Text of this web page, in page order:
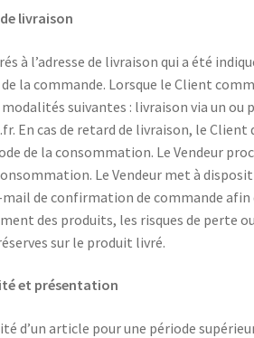
livraison
à l’adresse de livraison qui a été
la commande. Lorsque le Client
suivantes : livraison via un ou
. En cas de retard de livraison, le
de la consommation. Le Vendeur
Le Vendeur met à
mail de confirmation de commande
des produits, les risques de
sur le produit livré.
et présentation
d’un article pour une période